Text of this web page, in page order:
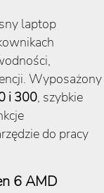
laptop
Wyposażony
i 300, szybkie
do pracy
6 AMD